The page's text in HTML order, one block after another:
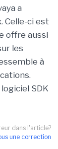
a
Celle-ci est
offre aussi
les
à
SDK
dans l'article?
une correction